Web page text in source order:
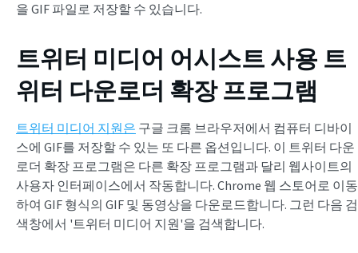
을 GIF 파일로 저장할 수 있습니다.
트위터 미디어 어시스트 사용 트
위터 다운로더 확장 프로그램
트위터 미디어 지원은 구글 크롬 브라우저에서 컴퓨터 디바이
스에 GIF를 저장할 수 있는 또 다른 옵션입니다. 이 트위터 다운
로더 확장 프로그램은 다른 확장 프로그램과 달리 웹사이트의
사용자 인터페이스에서 작동합니다. Chrome 웹 스토어로 이동
하여 GIF 형식의 GIF 및 동영상을 다운로드합니다. 그런 다음 검
색창에서 '트위터 미디어 지원'을 검색합니다.